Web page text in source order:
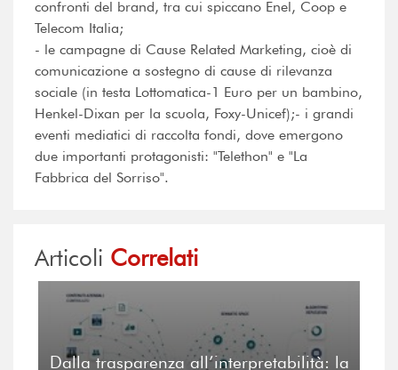
confronti del brand, tra cui spiccano Enel, Coop e
Telecom Italia;
- le campagne di Cause Related Marketing, cioè di
comunicazione a sostegno di cause di rilevanza
sociale (in testa Lottomatica-1 Euro per un bambino,
Henkel-Dixan per la scuola, Foxy-Unicef);- i grandi
eventi mediatici di raccolta fondi, dove emergono
due importanti protagonisti: "Telethon" e "La
Fabbrica del Sorriso".
Articoli Correlati
Dalla trasparenza all’interpretabilità: la